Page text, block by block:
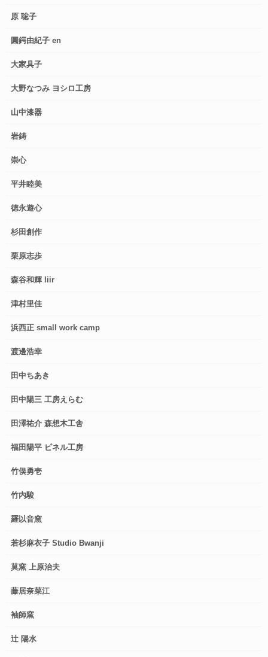
原 聡子
圓鍔由紀子 en
大家具子
大野なつみ ヨシロ工房
山中漆器
岩鋳
崇心
平井睦美
徳永遊心
杉田創作
栗原志歩
森谷和輝 liir
津村里佳
浜西正 small work camp
渡邊浩幸
田中ちあき
田中陽三 工房えらむ
田澤祐介 森想木工舎
福田陽平 ピネル工房
竹俣勇壱
竹内駿
羅以音窯
若杉麻衣子 Studio Bwanji
莫窯 上原治夫
藤居奈菜江
袖師窯
辻 陽水